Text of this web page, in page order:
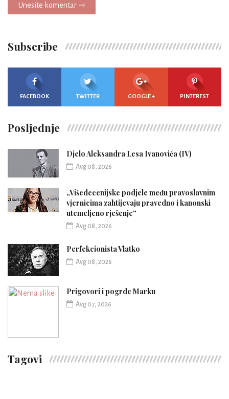
Unesite komentar ⇾
Subscribe
FACEBOOK TWITTER GOOGLE + PINTEREST
Posljednje
Djelo Aleksandra Lesa Ivanovića (IV)
Avg 08, 2026
„Višedecenijske podjele među pravoslavnim
vjernicima zahtijevaju pravedno i kanonski
utemeljeno rješenje“
Avg 08, 2026
Perfekcionista Vlatko
Avg 08, 2026
Prigovori i pogrde Marku
Avg 07, 2026
Tagovi